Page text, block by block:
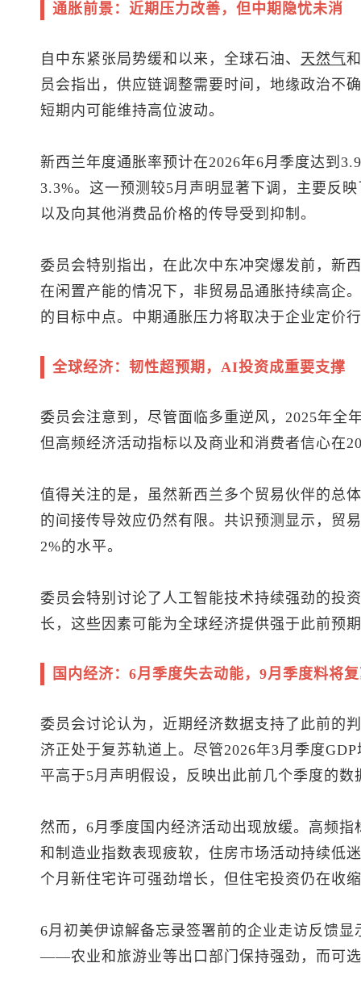
通胀前景：近期压力改善，但中期隐忧未消
自中东紧张局势缓和以来，全球石油、 天然气
员会指出，供应链调整需要时间，地缘政治不
短期内可能维持高位波动。
新西兰年度通胀率预计在2026年6月季度达到
3.3%。这一预测较5月声明显著下调，主要反
以及向其他消费品价格的传导受到抑制。
委员会特别指出，在此次中东冲突爆发前，新
在闲置产能的情况下，非贸易品通胀持续高企
的目标中点。中期通胀压力将取决于企业定价
全球经济：韧性超预期，AI投资成重要支撑
委员会注意到，尽管面临多重逆风，2025年全
但高频经济活动指标以及商业和消费者信心在
值得关注的是，虽然新西兰多个贸易伙伴的总
的间接传导效应仍然有限。共识预测显示，贸
2%的水平。
委员会特别讨论了人工智能技术持续强劲的投
长，这些因素可能为全球经济提供强于此前预
国内经济：6月季度失去动能，9月季度料将
委员会讨论认为，近期经济数据支持了此前
济正处于复苏轨道上。尽管2026年3月季度
平高于5月声明假设，反映出此前几个季度的数
然而，6月季度国内经济活动出现放缓。高频
和制造业指数表现疲软，住房市场活动持续低
个月新住宅许可强劲增长，但住宅投资仍在收
6月初美伊谅解备忘录签署前的企业走访反馈
——农业和旅游业等出口部门保持强劲，而可